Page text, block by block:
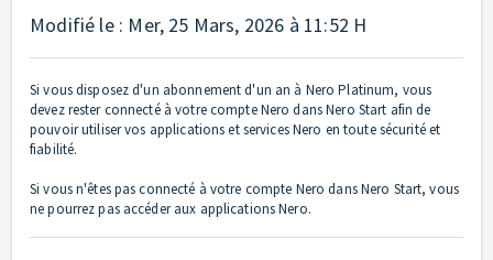
Modifié le : Mer, 25 Mars, 2026 à 11:52 H
Si vous disposez d'un abonnement d'un an à Nero Platinum, vous
devez rester connecté à votre compte Nero dans Nero Start afin de
pouvoir utiliser vos applications et services Nero en toute sécurité et
fiabilité.
Si vous n'êtes pas connecté à votre compte Nero dans Nero Start, vous
ne pourrez pas accéder aux applications Nero.